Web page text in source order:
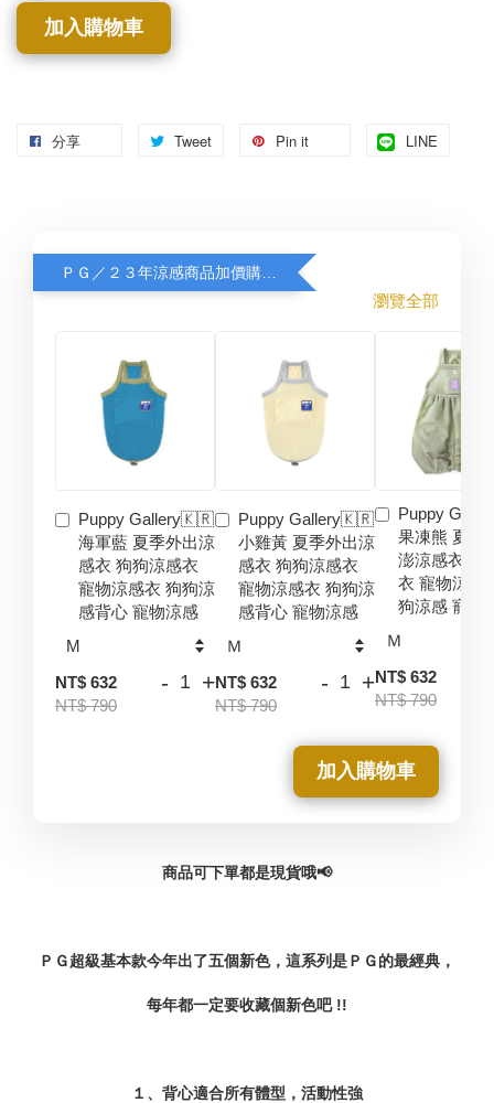
加入購物車
分享 Tweet Pin it LINE
瀏覽全部
Puppy Gallery🇰🇷
海軍藍 夏季外出涼
感衣 狗狗涼感衣
寵物涼感衣 狗狗涼
感背心 寵物涼感
NT$ 632
NT$ 790
- +
Puppy Gallery🇰🇷
小雞黃 夏季外出涼
感衣 狗狗涼感衣
寵物涼感衣 狗狗涼
感背心 寵物涼感
NT$ 632
NT$ 790
- +
Puppy
果凍熊 夏季
澎涼感衣 狗
衣 寵物涼感
狗涼感 寵物
NT$ 632
NT$ 790
加入購物車
商品可下單都是現貨哦📢
ＰＧ超級基本款今年出了五個新色，這系列是ＰＧ的最經典，
每年都一定要收藏個新色吧 !!
１、背心適合所有體型，活動性強